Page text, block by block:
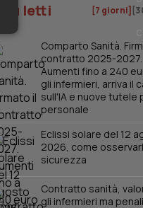
I più letti [7 giorni]
Comparto Sanità.
contratto 2025-2027.
Aumenti fino a 240
gli infermieri, arriva il
sull'IA e nuove tutele
personale
Eclissi solare del 12
2026, come
sicurezza
Contratto sanità,
gli infermieri ma